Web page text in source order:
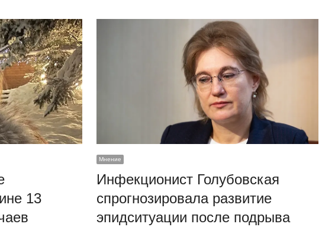
13
Мнение
Инфекционист Голубовская
спрогнозировала развитие
эпидситуации после подрыва